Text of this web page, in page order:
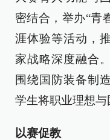
密结合，举办“青
涯体验等活动，
家战略深度融合
围绕国防装备制
学生将职业理想与
以赛促教